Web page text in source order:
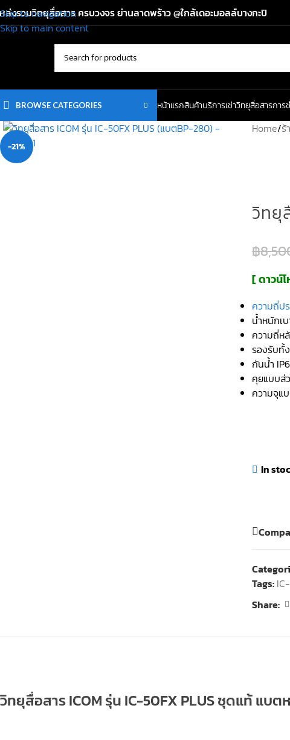
Skip to navigation
Skip to main content
ล่งรวมวิทยุสื่อสาร ครบวงจร ย่านลาดพร้าว @ใกล้เดอะมอลล์บางกะปิ
BROWSE CATEGORIES หน้าแรกสินค้าบริการเช่าวิทยุสื่อสารการ
-21%
Home/ร้
วิทยุ
฿
[ ดาวน์
ความถี่ป
น้ำหนักเ
ความถี่ห
รองรับทั้
กันน้ำ
คุยแบบส่
ความจุแ
In
Tags:
Share:
วิทยุสื่อสาร ICOM รุ่น IC-50FX PLUS ชุดแท้ แบ